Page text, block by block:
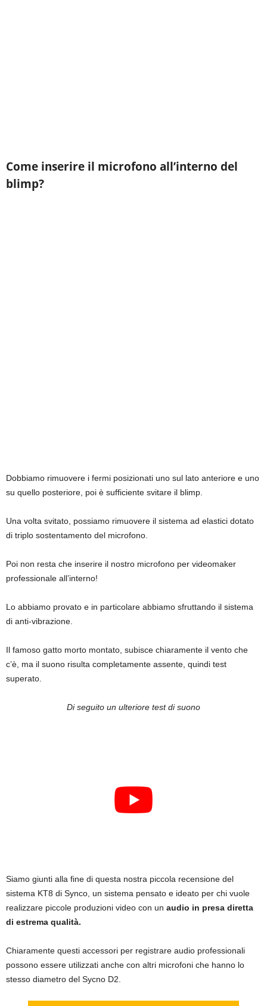
Come inserire il microfono all’interno del
blimp?
Dobbiamo rimuovere i fermi posizionati uno sul lato anteriore e uno
su quello posteriore, poi è sufficiente svitare il blimp.
Una volta svitato, possiamo rimuovere il sistema ad elastici dotato
di triplo sostentamento del microfono.
Poi non resta che inserire il nostro microfono per videomaker
professionale all’interno!
Lo abbiamo provato e in particolare abbiamo sfruttando il sistema
di anti-vibrazione.
Il famoso gatto morto montato, subisce chiaramente il vento che
c’è, ma il suono risulta completamente assente, quindi test
superato.
Di seguito un ulteriore test di suono
Siamo giunti alla fine di questa nostra piccola recensione del
sistema KT8 di Synco, un sistema pensato e ideato per chi vuole
realizzare piccole produzioni video con un audio in presa diretta
di estrema qualità.
Chiaramente questi accessori per registrare audio professionali
possono essere utilizzati anche con altri microfoni che hanno lo
stesso diametro del Sycno D2.